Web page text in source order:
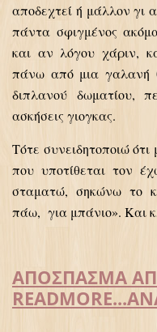
αποδεχτεί ή μάλλον γι
πάντα σφιγμένος
και αν λόγου χάριν,
πάνω από μια γαλανή
διπλανού δωματίου,
ασκήσεις γιογκας.
Τότε συνειδητοποιώ
που υποτίθεται τον
σταματώ, σηκώνω το
πάω, για μπάνιο». Και
ΑΠΟΣΠΑΣΜΑ